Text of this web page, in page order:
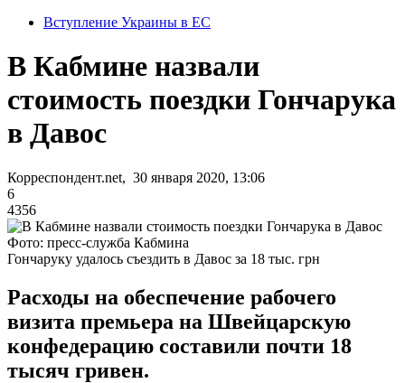
Вступление Украины в ЕС
В Кабмине назвали
стоимость поездки Гончарука
в Давос
Корреспондент.net, 30 января 2020, 13:06
6
4356
Фото: пресс-служба Кабмина
Гончаруку удалось съездить в Давос за 18 тыс. грн
Расходы на обеспечение рабочего
визита премьера на Швейцарскую
конфедерацию составили почти 18
тысяч гривен.